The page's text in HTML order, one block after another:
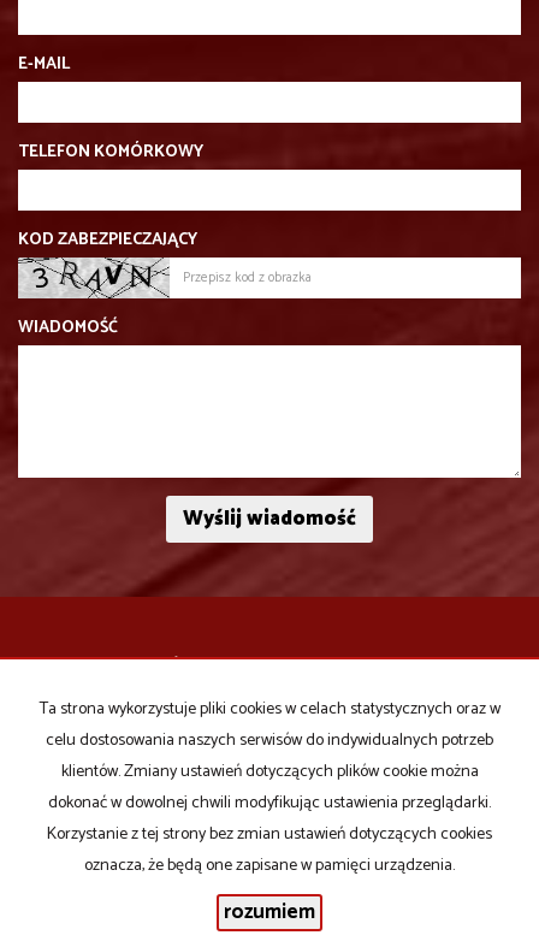
E-MAIL
TELEFON KOMÓRKOWY
KOD ZABEZPIECZAJĄCY
WIADOMOŚĆ
EMJOT Nieruchomości
ul. Łaska 39
Zduńska Wola
. 883-027-092
ul. Aleja Pokoju 10
​​​​​Sieradz
. 883-027-084
biuro@emjotnieruchomosci.pl
Ta strona wykorzystuje pliki cookies w celach statystycznych oraz w
celu dostosowania naszych serwisów do indywidualnych potrzeb
klientów. Zmiany ustawień dotyczących plików cookie można
dokonać w dowolnej chwili modyfikując ustawienia przeglądarki.
Korzystanie z tej strony bez zmian ustawień dotyczących cookies
oznacza, że będą one zapisane w pamięci urządzenia.
rozumiem